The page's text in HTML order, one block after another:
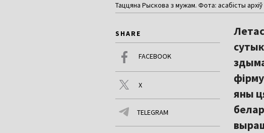
Таццяна Рыскова з мужам. Фота: асабісты
SHARE
FACEBOOK
X
TELEGRAM
яны